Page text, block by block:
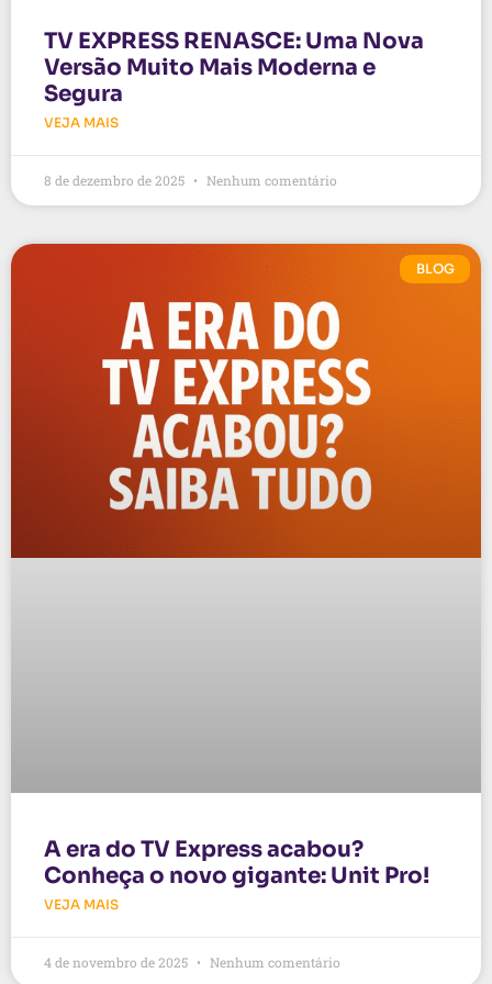
TV EXPRESS RENASCE: Uma Nova
Versão Muito Mais Moderna e
Segura
VEJA MAIS
8 de dezembro de 2025 Nenhum comentário
BLOG
A era do TV Express acabou?
Conheça o novo gigante: Unit Pro!
VEJA MAIS
4 de novembro de 2025 Nenhum comentário